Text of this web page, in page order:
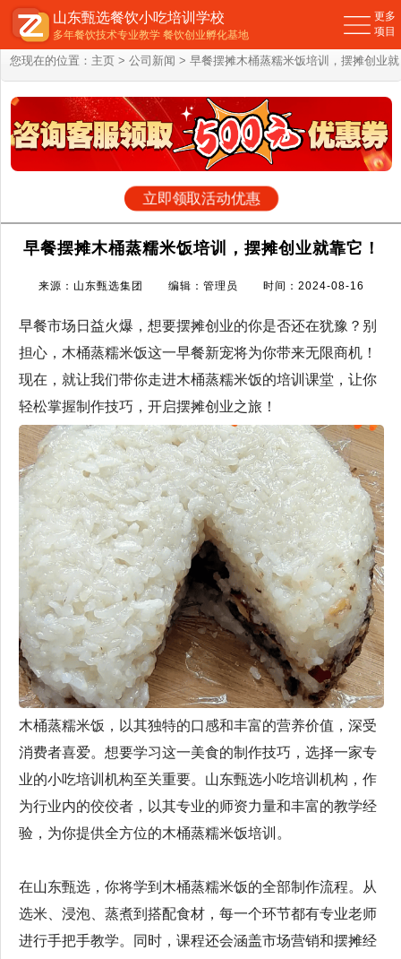
您现在的位置： 主页 > 公司新闻 > 早餐摆摊木桶蒸糯米饭培训，摆摊创业就
靠它！
立即领取活动优惠
早餐摆摊木桶蒸糯米饭培训，摆摊创业就靠它！
来源：山东甄选集团 编辑：管理员 时间：2024-08-16
早餐市场日益火爆，想要摆摊创业的你是否还在犹豫？别
担心，木桶蒸糯米饭这一早餐新宠将为你带来无限商机！
现在，就让我们带你走进木桶蒸糯米饭的培训课堂，让你
轻松掌握制作技巧，开启摆摊创业之旅！
木桶蒸糯米饭，以其独特的口感和丰富的营养价值，深受
消费者喜爱。想要学习这一美食的制作技巧，选择一家专
业的小吃培训机构至关重要。山东甄选小吃培训机构，作
为行业内的佼佼者，以其专业的师资力量和丰富的教学经
验，为你提供全方位的木桶蒸糯米饭培训。
在山东甄选，你将学到木桶蒸糯米饭的全部制作流程。从
选米、浸泡、蒸煮到搭配食材，每一个环节都有专业老师
进行手把手教学。同时，课程还会涵盖市场营销和摆摊经
山东甄选餐饮小吃培训学校
多年餐饮技术专业教学 餐饮创业孵化基地
更多
项目